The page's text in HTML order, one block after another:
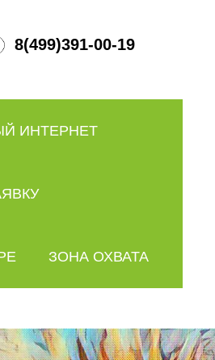
8(499)391-00-19
ИНТЕРНЕТ
ЗОНА ОХВАТА